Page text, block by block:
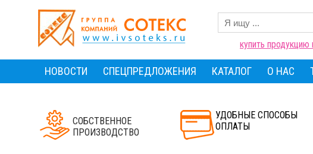
купить продукцию
НОВОСТИ СПЕЦПРЕДЛОЖЕНИЯ КАТАЛОГ О НАС
СОБСТВЕННОЕ
ПРОИЗВОДСТВО
УДОБНЫЕ СПОСОБЫ
ОПЛАТЫ